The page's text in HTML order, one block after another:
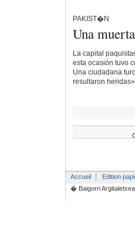
PAKIST�N
Una
La capital
esta ocasión tuvo
Una ciudadana
resultaron
Accueil Edition
� Baigorri Argitaletxea